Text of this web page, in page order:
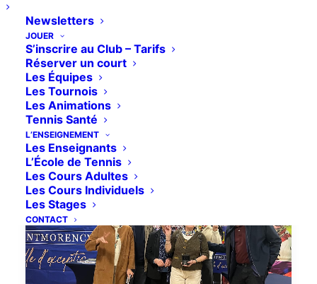
Newsletters
JOUER
S’inscrire au Club – Tarifs
Réserver un court
Les Équipes
Les Tournois
Les Animations
Tennis Santé
L’ENSEIGNEMENT
Les Enseignants
L’École de Tennis
Les Cours Adultes
Les Cours Individuels
Les Stages
CONTACT